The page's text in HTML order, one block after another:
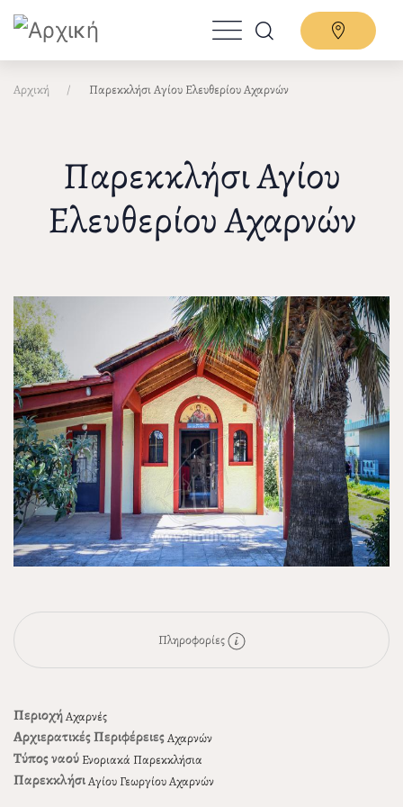
Παράκαμψη
προς
περιεχόμενο
Αρχική Παρεκκλήσι Αγίου Ελευθερίου Αχαρνών
Παρεκκλήσι Αγίου
Ελευθερίου Αχαρνών
Πληροφορίες
ΠεριοχήΑχαρνές
Αρχιερατικές ΠεριφέρειεςΑχαρνών
Τύπος ναού Ενοριακά Παρεκκλήσια
ΠαρεκκλήσιΑγίου Γεωργίου Αχαρνών